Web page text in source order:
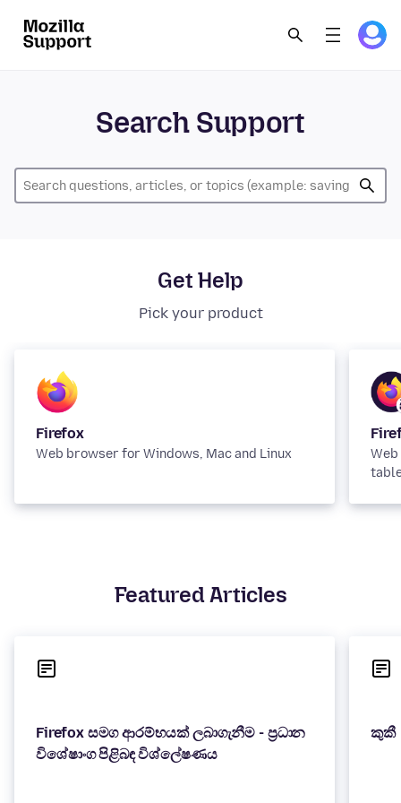
Search Support
Get Help
Pick your product
Firefox
Web browser for Windows, Mac and Linux
Featured Articles
Firefox සමග ආරම්භයක් ලබාගැනීම - ප්‍රධාන
විශේෂාංග පිළිබඳ විශ්ලේෂණය
කුකී